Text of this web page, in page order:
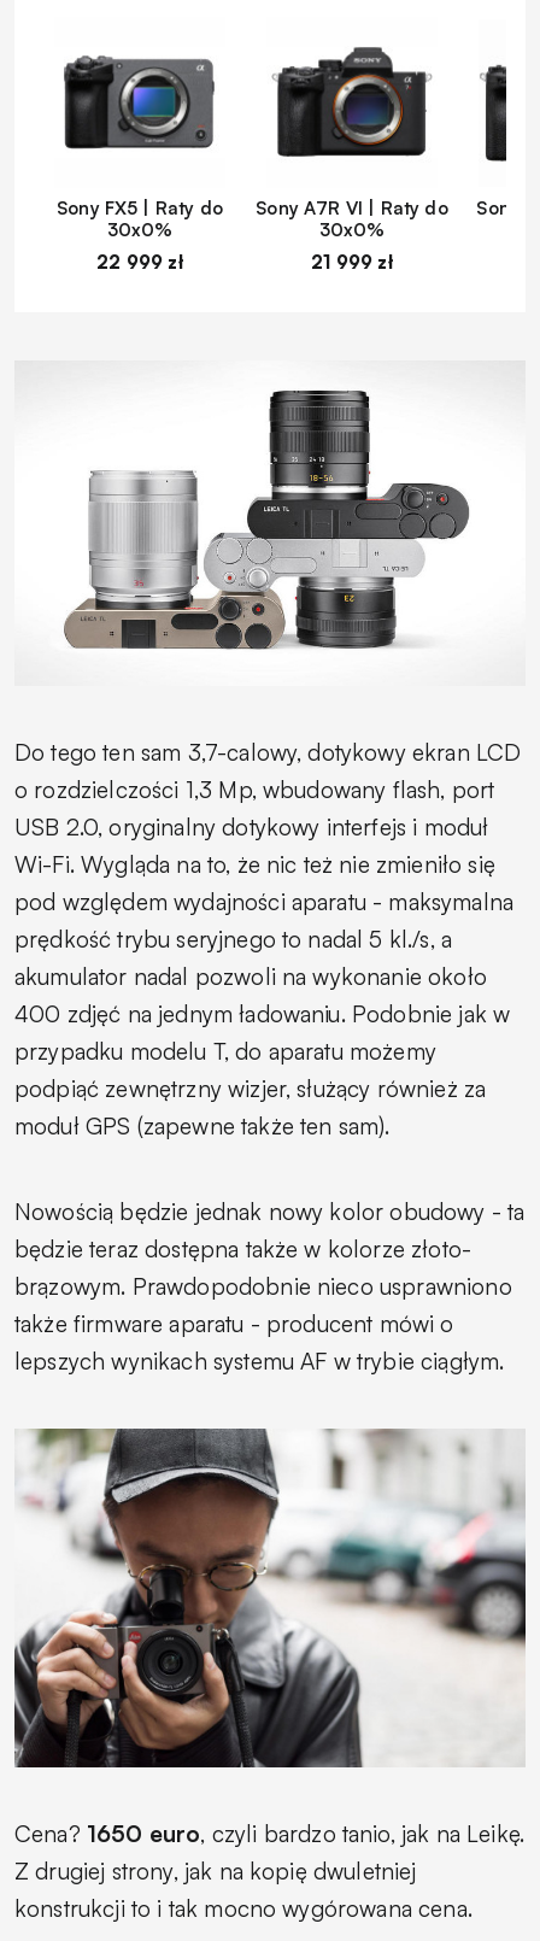
Sony FX5 | Raty do
30x0%
22 999 zł
Sony A7R VI | Raty do
30x0%
21 999 zł
Sony
Do tego ten sam 3,7-calowy, dotykowy ekran LCD
o rozdzielczości 1,3 Mp, wbudowany flash, port
USB 2.0, oryginalny dotykowy interfejs i moduł
Wi-Fi. Wygląda na to, że nic też nie zmieniło się
pod względem wydajności aparatu - maksymalna
prędkość trybu seryjnego to nadal 5 kl./s, a
akumulator nadal pozwoli na wykonanie około
400 zdjęć na jednym ładowaniu. Podobnie jak w
przypadku modelu T, do aparatu możemy
podpiąć zewnętrzny wizjer, służący również za
moduł GPS (zapewne także ten sam).
Nowością będzie jednak nowy kolor obudowy - ta
będzie teraz dostępna także w kolorze złoto-
brązowym. Prawdopodobnie nieco usprawniono
także firmware aparatu - producent mówi o
lepszych wynikach systemu AF w trybie ciągłym.
Cena? 1650 euro, czyli bardzo tanio, jak na Leikę.
Z drugiej strony, jak na kopię dwuletniej
konstrukcji to i tak mocno wygórowana cena.